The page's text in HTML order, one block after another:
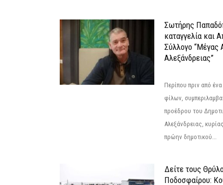
Σωτήρης
καταγγελία και
Σύλλογο “Μέγας
Αλεξάνδρειας”
Περίπου πριν από
φίλων,
προέδρου του
Αλεξάνδρειας,
πρώην δημοτικού...
Δείτε τους
Ποδοσφαίρου: